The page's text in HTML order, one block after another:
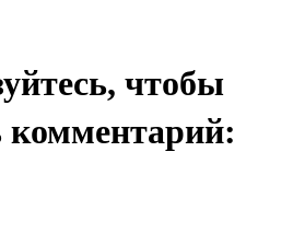
чтобы
комментарий: